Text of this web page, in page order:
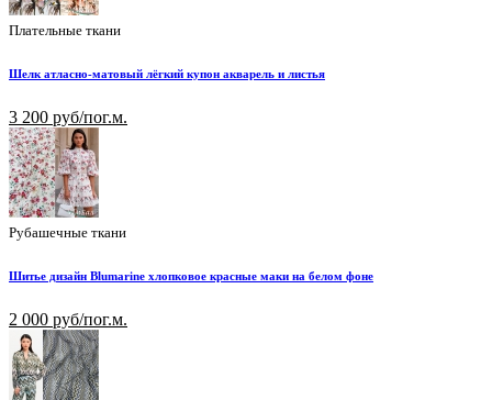
Плательные ткани
Шелк атласно-матовый лёгкий купон акварель и листья
3 200 руб/пог.м.
Рубашечные ткани
Шитье дизайн Blumarine хлопковое красные маки на белом фоне
2 000 руб/пог.м.